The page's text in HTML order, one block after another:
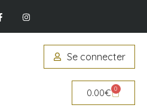
Se connecter
0.00€ 0